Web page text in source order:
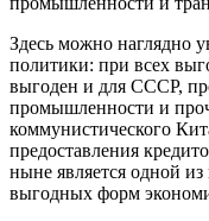
Здесь можно наглядно
политики: при всех
выгоден и для СССР,
промышленности и
коммунистического
предоставления
ныне является одной
выгодных форм